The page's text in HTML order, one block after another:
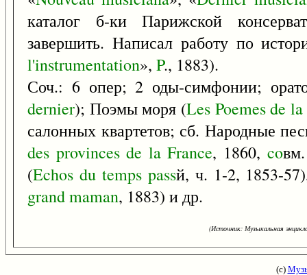
каталог б-ки Парижской
завершить. Написал работу по
l'instrumentation», P., 1883).
Соч.: 6 опер; 2 оды-симфонии;
dernier); Поэмы моря (Les Poemes de la
салонных квартетов; сб. Народные
des provinces de la France, 1860, co
(Echos du temps passй, ч. 1-2, 1853-
grandmaman, 1883) и др.
(Источник: Музыкальная
(с)